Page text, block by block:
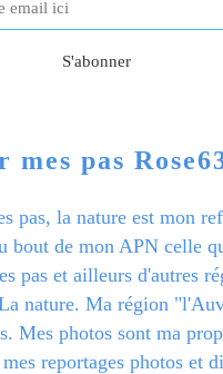
mes pas
pas, la nature est mon
bout de mon APN celle
pas et ailleurs d'autres
nature. Ma région
Mes photos sont ma
reportages photos et